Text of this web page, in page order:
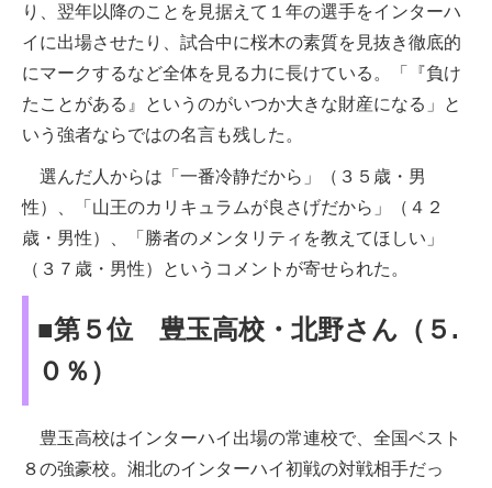
り、翌年以降のことを見据えて１年の選手をインターハ
イに出場させたり、試合中に桜木の素質を見抜き徹底的
にマークするなど全体を見る力に長けている。「『負け
たことがある』というのがいつか大きな財産になる」と
いう強者ならではの名言も残した。
選んだ人からは「一番冷静だから」（３５歳・男
性）、「山王のカリキュラムが良さげだから」（４２
歳・男性）、「勝者のメンタリティを教えてほしい」
（３７歳・男性）というコメントが寄せられた。
■第５位 豊玉高校・北野さん（５.
０％）
豊玉高校はインターハイ出場の常連校で、全国ベスト
８の強豪校。湘北のインターハイ初戦の対戦相手だっ